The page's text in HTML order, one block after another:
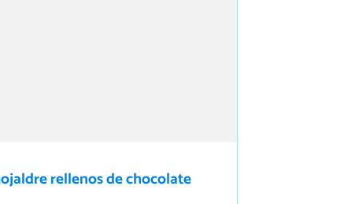
rellenos de chocolate